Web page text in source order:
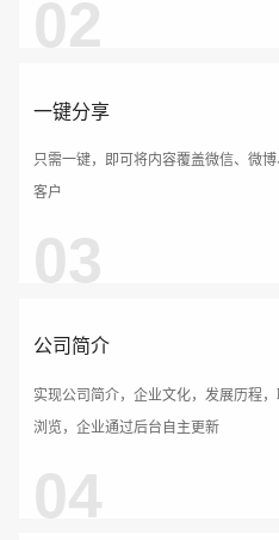
02
03
一键分享
只需一键，即可将内容覆盖微信、微
客户
04
公司简介
实现公司简介，企业文化，发展历程
浏览，企业通过后台自主更新